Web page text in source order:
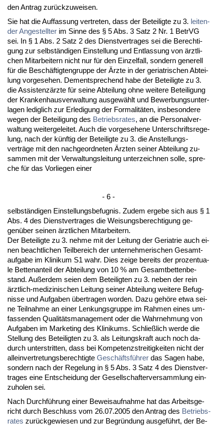
den An­trag zurück­zu­wei­sen.
Sie hat die Auf­fas­sung ver­tre­ten, dass der Be­tei­lig­te zu 3. lei­ten­
der An­ge­stell­ter im Sin­ne des § 5 Abs. 3 Satz 2 Nr. 1 Be­trVG
sei. In § 1 Abs. 2 Satz 2 des Dienst­ver­tra­ges sei die Be­rech­ti­
gung zur selbständi­gen Ein­stel­lung und Ent­las­sung von ärzt­li­
chen Mit­ar­bei­tern nicht nur für den Ein­zel­fall, son­dern ge­ne­rell
für die Beschäftig­ten­grup­pe der Ärz­te in der ger­ia­tri­schen Ab­tei­
lung vor­ge­se­hen. Dem­ent­spre­chend ha­be der Be­tei­lig­te zu 3.
die As­sis­tenzärz­te für sei­ne Ab­tei­lung oh­ne wei­te­re Be­tei­li­gung
der Kran­ken­haus­ver­wal­tung aus­gewählt und Be­wer­bungs­un­ter­
la­gen le­dig­lich zur Er­le­di­gung der For­ma­litäten, ins­be­son­de­re
we­gen der Be­tei­li­gung des Be­triebs­ra­tes, an die Per­so­nal­ver­
wal­tung wei­ter­ge­lei­tet. Auch die vor­ge­se­he­ne Un­ter­schrifts­re­ge­
lung, nach der künf­tig der Be­tei­lig­te zu 3. die An­stel­lungs­
verträge mit den nach­ge­ord­ne­ten Ärz­ten sei­ner Ab­tei­lung zu­
sam­men mit der Ver­wal­tungs­lei­tung un­ter­zeich­nen sol­le, spre­
che für das Vor­lie­gen ei­ner
- 6 -
selbständi­gen Ein­stel­lungs­be­fug­nis. Zu­dem er­ge­be sich aus § 1
Abs. 4 des Dienst­ver­tra­ges die Wei­sungs­be­rech­ti­gung ge­
genüber sei­nen ärzt­li­chen Mit­ar­bei­tern.
Der Be­tei­lig­te zu 3. neh­me mit der Lei­tung der Ger­ia­trie auch ei­
nen be­acht­li­chen Teil­be­reich der un­ter­neh­me­ri­schen Ge­samt­
auf­ga­be im Kli­ni­kum S1 wahr. Dies zei­ge be­reits der pro­zen­tua­
le Bet­ten­an­teil der Ab­tei­lung von 10 % am Ge­samt­bet­ten­be­
stand. Außer­dem sei­en dem Be­tei­lig­ten zu 3. ne­ben der rein
ärzt­lich-me­di­zi­ni­schen Lei­tung sei­ner Ab­tei­lung wei­te­re Be­fug­
nis­se und Auf­ga­ben über­tra­gen wor­den. Da­zu gehöre et­wa sei­
ne Teil­nah­me an ei­ner Len­kungs­grup­pe im Rah­men ei­nes um­
fas­sen­den Qua­litäts­ma­nage­ment oder die Wahr­neh­mung von
Auf­ga­ben im Mar­ke­ting des Kli­ni­kums. Sch­ließlich wer­de die
Stel­lung des Be­tei­lig­ten zu 3. als Lei­tungs­kraft auch noch da­
durch un­ter­strit­ten, dass bei Kom­pe­tenz­strei­tig­kei­ten nicht der
al­lein­ver­tre­tungs­be­rech­tig­te Geschäftsführer das Sa­gen ha­be,
son­dern nach der Re­ge­lung in § 5 Abs. 3 Satz 4 des Dienst­ver­
tra­ges ei­ne Ent­schei­dung der Ge­sell­schaf­ter­ver­samm­lung ein­
zu­ho­len sei.
Nach Durchführung ei­ner Be­weis­auf­nah­me hat das Ar­beits­ge­
richt durch Be­schluss vom 26.07.2005 den An­trag des Be­triebs­
ra­tes zurück­ge­wie­sen und zur Be­gründung aus­geführt, der Be­